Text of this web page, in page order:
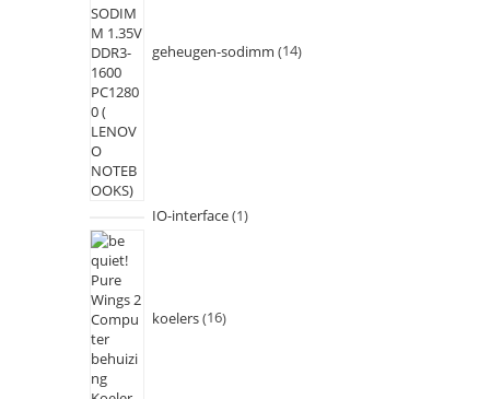
geheugen-sodimm 14
IO-interface 1
koelers 16